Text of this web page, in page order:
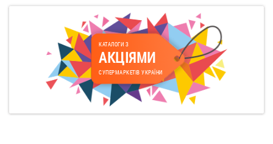
КАТАЛОГИ З
АКЦІЯМИ
СУПЕРМАРКЕТІВ УКРАЇНИ